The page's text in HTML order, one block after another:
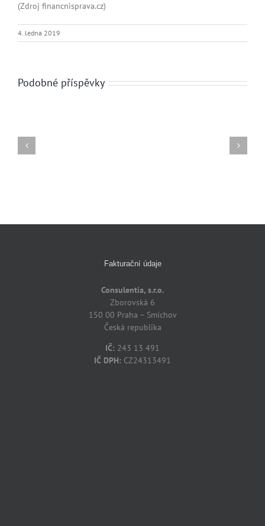
(Zdroj financnisprava.cz)
4. ledna 2019
Podobné příspěvky
Fakturační údaje
Consulentia, s.r.o.
Zborovská 6
150 00 Praha – Smíchov
Česká republika
IČ: 243 13 491
IČ DPH: CZ24313491